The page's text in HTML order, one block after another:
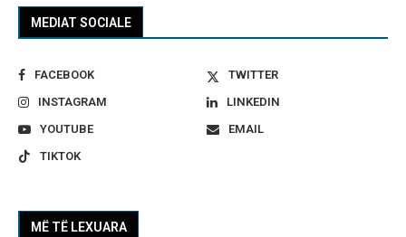
MEDIAT SOCIALE
FACEBOOK
TWITTER
INSTAGRAM
LINKEDIN
YOUTUBE
EMAIL
TIKTOK
MË TË LEXUARA